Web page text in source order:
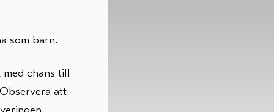
som barn.
med chans till
att